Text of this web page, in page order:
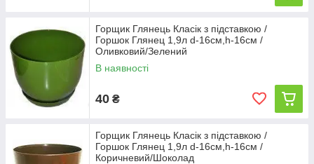
Горщик Глянець Класік з підставкою /
Горшок Глянец 1,9л d-16см,h-16см /
Оливковий/Зелений
В наявності
40 ₴
Горщик Глянець Класік з підставкою /
Горшок Глянец 1,9л d-16см,h-16см /
Коричневий/Шоколад